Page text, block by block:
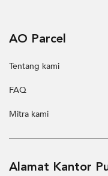
AO Parcel
Tentang kami
FAQ
Mitra kami
Alamat Kantor